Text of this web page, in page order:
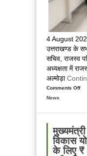
4 August
उत्तराखण्ड के
सचिव, राजस्व
अध्यक्षता में
अल्मोड़ा
Comments Offon
News
विकास
के लिए ₹